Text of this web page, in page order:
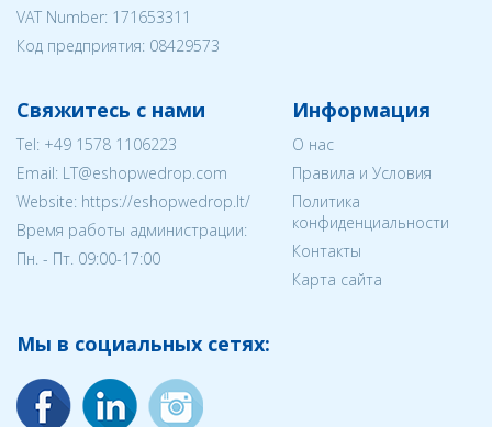
VAT Number: 171653311
Код предприятия: 08429573
Свяжитесь с нами
Tel: +49 1578 1106223
Email: LT@eshopwedrop.com
Website: https://eshopwedrop.lt/
Время работы администрации:
Пн. - Пт. 09:00-17:00
Информация
О нас
Правила и Условия
Политика
конфиденциальности
Контакты
Карта сайта
Мы в социальных сетях: